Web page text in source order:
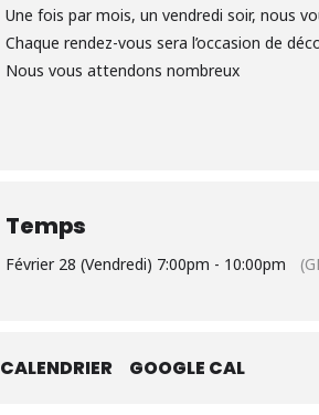
Une fois par mois, un vendredi soir, nous
Chaque rendez-vous sera l’occasion de
Nous vous attendons nombreux
Temps
Février 28 (Vendredi) 7:00pm - 10:00pm
CALENDRIER GOOGLE CAL